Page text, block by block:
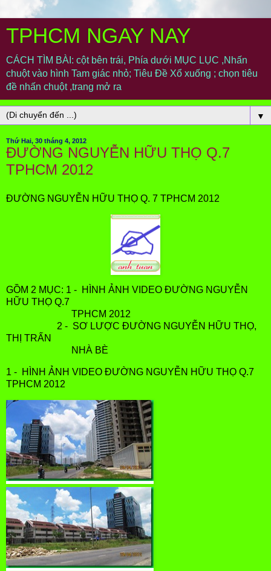
TPHCM NGAY NAY
CÁCH TÌM BÀI: cột bên trái, Phía dưới MỤC LỤC ,Nhấn
chuột vào hình Tam giác nhỏ; Tiêu Đề Xổ xuống ; chọn tiêu
đề nhấn chuột ,trang mở ra
▼
Thứ Hai, 30 tháng 4, 2012
ĐƯỜNG NGUYỄN HỮU THỌ Q.7
TPHCM 2012
ĐƯỜNG NGUYỄN HỮU THỌ Q. 7 TPHCM 2012
GỒM 2 MỤC: 1 - HÌNH ẢNH VIDEO ĐƯỜNG NGUYỄN
HỮU THỌ Q.7
TPHCM 2012
2 - SƠ LƯỢC ĐƯỜNG NGUYỄN HỮU THỌ,
THỊ TRẤN
NHÀ BÈ
1 - HÌNH ẢNH VIDEO ĐƯỜNG NGUYỄN HỮU THỌ Q.7
TPHCM 2012